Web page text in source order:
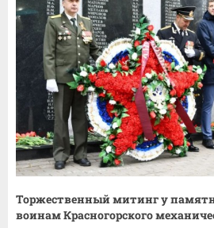
Торжественный митинг у
воинам Красногорского